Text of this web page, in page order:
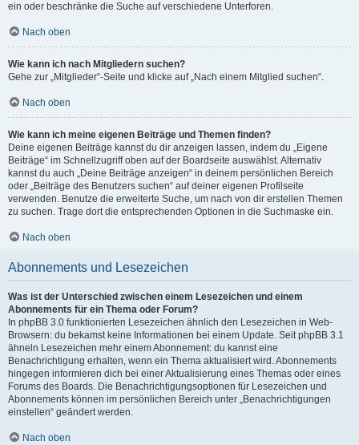
ein oder beschränke die Suche auf verschiedene Unterforen.
Nach oben
Wie kann ich nach Mitgliedern suchen?
Gehe zur „Mitglieder“-Seite und klicke auf „Nach einem Mitglied suchen“.
Nach oben
Wie kann ich meine eigenen Beiträge und Themen finden?
Deine eigenen Beiträge kannst du dir anzeigen lassen, indem du „Eigene
Beiträge“ im Schnellzugriff oben auf der Boardseite auswählst. Alternativ
kannst du auch „Deine Beiträge anzeigen“ in deinem persönlichen Bereich
oder „Beiträge des Benutzers suchen“ auf deiner eigenen Profilseite
verwenden. Benutze die erweiterte Suche, um nach von dir erstellen Themen
zu suchen. Trage dort die entsprechenden Optionen in die Suchmaske ein.
Nach oben
Abonnements und Lesezeichen
Was ist der Unterschied zwischen einem Lesezeichen und einem
Abonnements für ein Thema oder Forum?
In phpBB 3.0 funktionierten Lesezeichen ähnlich den Lesezeichen in Web-
Browsern: du bekamst keine Informationen bei einem Update. Seit phpBB 3.1
ähneln Lesezeichen mehr einem Abonnement: du kannst eine
Benachrichtigung erhalten, wenn ein Thema aktualisiert wird. Abonnements
hingegen informieren dich bei einer Aktualisierung eines Themas oder eines
Forums des Boards. Die Benachrichtigungsoptionen für Lesezeichen und
Abonnements können im persönlichen Bereich unter „Benachrichtigungen
einstellen“ geändert werden.
Nach oben